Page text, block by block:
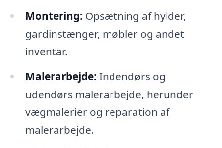
Montering: Opsætning af hylder,
gardinstænger, møbler og andet
inventar.
Malerarbejde: Indendørs og
udendørs malerarbejde, herunder
vægmalerier og reparation af
malerarbejde.